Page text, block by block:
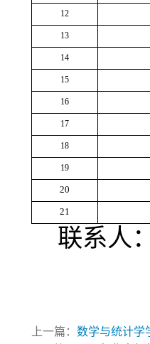
12
13
14
15
16
17
18
19
20
21
联系人
上一篇： 数学与统计学